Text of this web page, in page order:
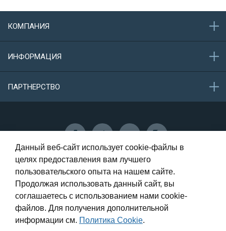
КОМПАНИЯ
Акции
ИНФОРМАЦИЯ
Конфиденциальность данных
ПАРТНЕРСТВО
8 (987) 946-00-56
8 (917) 014-12-12
Самара, Олимпийская, 73 - 1 этаж
Данный веб-сайт использует cookie-файлы в
целях предоставления вам лучшего
пользовательского опыта на нашем сайте.
Продолжая использовать данный сайт, вы
соглашаетесь с использованием нами cookie-
файлов. Для получения дополнительной
информации см. Политика Cookie.